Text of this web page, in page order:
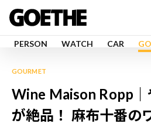
PERSON WATCH CAR
GOURMET
Wine Maison Ropp
が絶品！ 麻布十番の